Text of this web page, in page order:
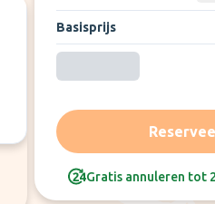
Basisprijs
Gratis annuleren tot